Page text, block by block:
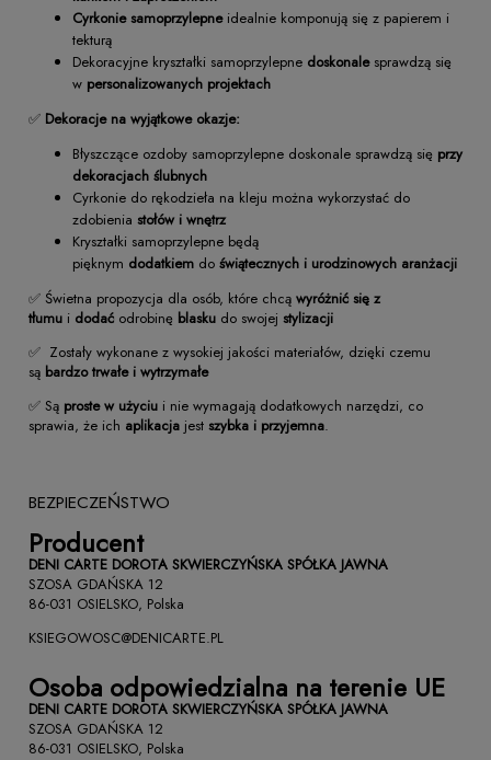
Cyrkonie samoprzylepneidealnie komponują się z papierem i
tekturą
Dekoracyjne kryształki samoprzylepne doskonalesprawdzą się
w personalizowanych projektach
✅ Dekoracje na wyjątkowe okazje:
Błyszczące ozdoby samoprzylepne doskonale sprawdzą się przy
dekoracjach ślubnych
Cyrkonie do rękodzieła na kleju można wykorzystać do
zdobienia stołów i wnętrz
Kryształki samoprzylepne będą
pięknym dodatkiem do świątecznych i urodzinowych aranżacji
✅ Świetna propozycja dla osób, które chcą wyróżnić się z
tłumu i dodać odrobinę blasku do swojej stylizacji
✅ Zostały wykonane z wysokiej jakości materiałów, dzięki czemu
są bardzo trwałe i wytrzymałe
✅ Są proste w użyciu i nie wymagają dodatkowych narzędzi, co
sprawia, że ich aplikacja jest szybka i przyjemna.
BEZPIECZEŃSTWO
Producent
DENI CARTE DOROTA SKWIERCZYŃSKA SPÓŁKA JAWNA
SZOSA GDAŃSKA 12
86-031 OSIELSKO, Polska
KSIEGOWOSC@DENICARTE.PL
Osoba odpowiedzialna na terenie UE
DENI CARTE DOROTA SKWIERCZYŃSKA SPÓŁKA JAWNA
SZOSA GDAŃSKA 12
86-031 OSIELSKO, Polska